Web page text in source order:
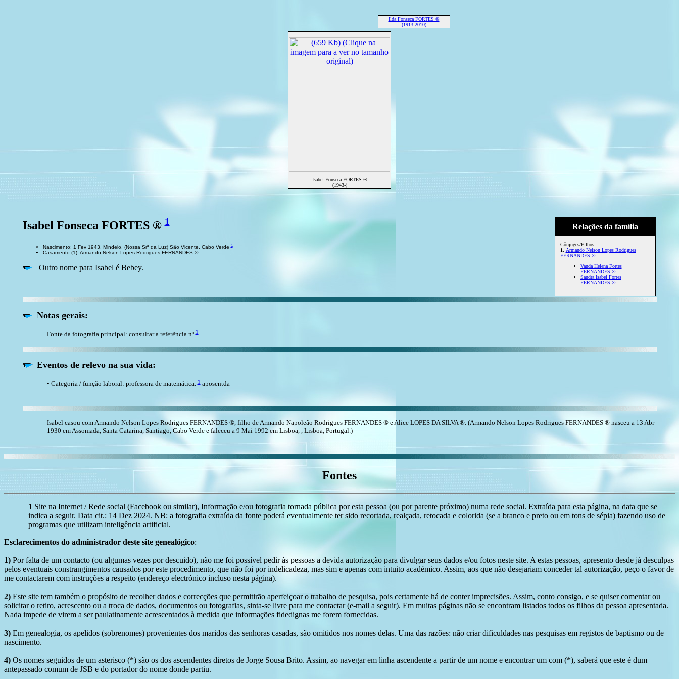
Ilda Fonseca FORTES ®
(1913-2010)
Isabel Fonseca FORTES ®
(1943-)
Relações da família
Cônjuges/Filhos:
1. Armando Nelson Lopes Rodrigues
FERNANDES ®
Vanda Helena Fortes
FERNANDES ®
Sandra Isabel Fortes
FERNANDES ®
Isabel Fonseca FORTES ®1
Nascimento: 1 Fev 1943, Mindelo, (Nossa Srª da Luz) São Vicente, Cabo Verde1
Casamento (1): Armando Nelson Lopes Rodrigues FERNANDES ®
Outro nome para Isabel é Bebey.
Notas gerais:
Fonte da fotografia principal: consultar a referência nº1
Eventos de relevo na sua vida:
• Categoria / função laboral: professora de matemática.1aposentda
Isabel casou com Armando Nelson Lopes Rodrigues FERNANDES ®, filho de Armando Napoleão Rodrigues FERNANDES ® e Alice LOPES DA SILVA ®. (Armando Nelson Lopes Rodrigues FERNANDES ® nasceu a 13 Abr
1930 em Assomada, Santa Catarina, Santiago, Cabo Verde e faleceu a 9 Mai 1992 em Lisboa, , Lisboa, Portugal.)
Fontes
1 Site na Internet / Rede social (Facebook ou similar), Informação e/ou fotografia tornada pública por esta pessoa (ou por parente próximo) numa rede social. Extraída para esta página, na data que se
indica a seguir. Data cit.: 14 Dez 2024. NB: a fotografia extraída da fonte poderá eventualmente ter sido recortada, realçada, retocada e colorida (se a branco e preto ou em tons de sépia) fazendo uso de
programas que utilizam inteligência artificial.
Esclarecimentos do administrador deste site genealógico:
1) Por falta de um contacto (ou algumas vezes por descuido), não me foi possível pedir às pessoas a devida autorização para divulgar seus dados e/ou fotos neste site. A estas pessoas, apresento desde já desculpas
pelos eventuais constrangimentos causados por este procedimento, que não foi por indelicadeza, mas sim e apenas com intuito académico. Assim, aos que não desejariam conceder tal autorização, peço o favor de
me contactarem com instruções a respeito (endereço electrónico incluso nesta página).
2) Este site tem também o propósito de recolher dados e correcções que permitirão aperfeiçoar o trabalho de pesquisa, pois certamente há de conter imprecisões. Assim, conto consigo, e se quiser comentar ou
solicitar o retiro, acrescento ou a troca de dados, documentos ou fotografias, sinta-se livre para me contactar (e-mail a seguir). Em muitas páginas não se encontram listados todos os filhos da pessoa apresentada.
Nada impede de virem a ser paulatinamente acrescentados à medida que informações fidedignas me forem fornecidas.
3) Em genealogia, os apelidos (sobrenomes) provenientes dos maridos das senhoras casadas, são omitidos nos nomes delas. Uma das razões: não criar dificuldades nas pesquisas em registos de baptismo ou de
nascimento.
4) Os nomes seguidos de um asterisco (*) são os dos ascendentes diretos de Jorge Sousa Brito. Assim, ao navegar em linha ascendente a partir de um nome e encontrar um com (*), saberá que este é dum
antepassado comum de JSB e do portador do nome donde partiu.